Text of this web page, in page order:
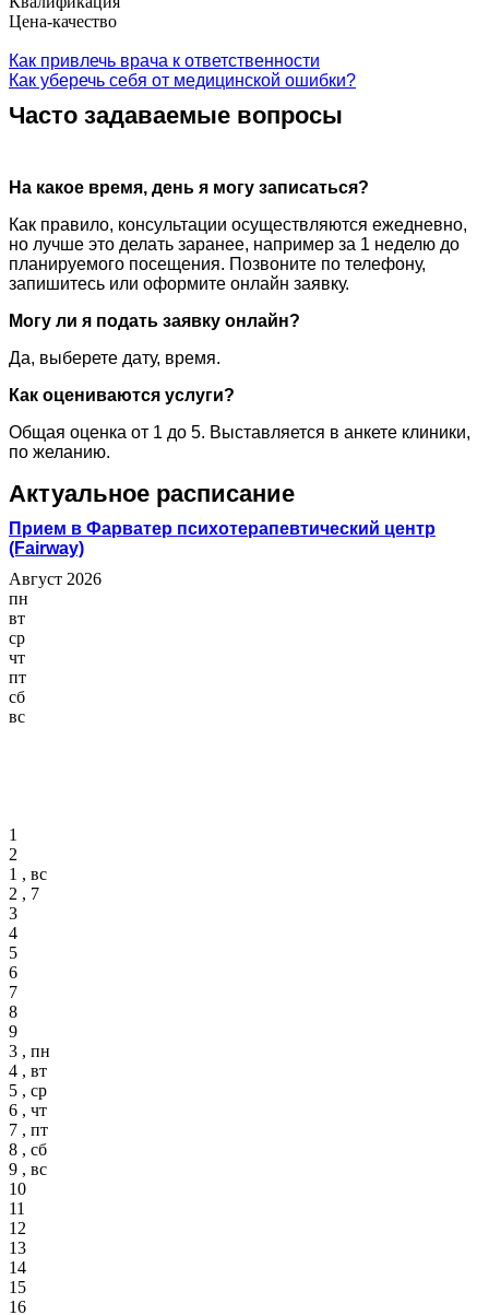
Цена-качество
Как привлечь врача к ответственности
Как уберечь себя от медицинской ошибки?
Часто задаваемые вопросы
На какое время, день я могу записаться?
Как правило, консультации осуществляются ежедневно,
но лучше это делать заранее, например за 1 неделю до
планируемого посещения. Позвоните по телефону,
запишитесь или оформите онлайн заявку.
Могу ли я подать заявку онлайн?
Да, выберете дату, время.
Как оцениваются услуги?
Общая оценка от 1 до 5. Выставляется в анкете клиники,
по желанию.
Актуальное расписание
Прием в Фарватер психотерапевтический центр
(Fairway)
Август 2026
пн
вт
ср
чт
пт
сб
вс
1
2
1 , вс
2 , 7
3
4
5
6
7
8
9
3 , пн
4 , вт
5 , ср
6 , чт
7 , пт
8 , сб
9 , вс
10
11
12
13
14
15
16